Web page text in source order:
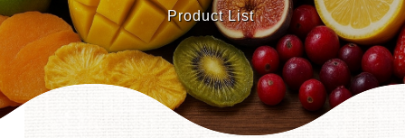
Product List